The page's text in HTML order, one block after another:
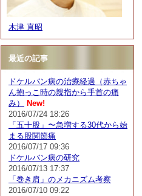
木津 直昭
最近の記事
ドケルバン病の治療経過（赤ちゃ
ん抱っこ時の親指から手首の痛
み）
New!
2016/07/24 18:26
「五十股」〜急増する30代から始
まる股関節痛
2016/07/17 09:36
ドケルバン病の研究
2016/07/13 17:37
「巻き肩」のメカニズム考察
2016/07/10 09:22